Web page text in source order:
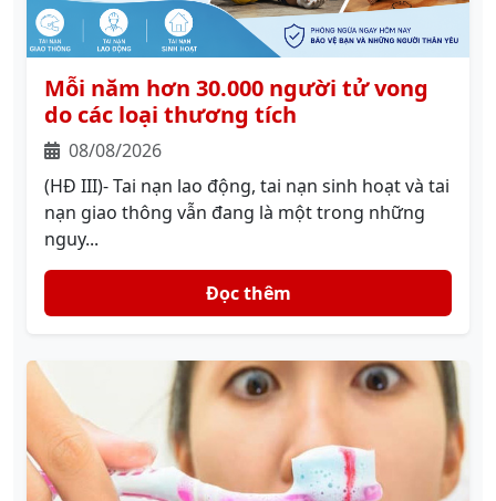
Mỗi năm hơn 30.000 người tử vong
do các loại thương tích
08/08/2026
(HĐ III)- Tai nạn lao động, tai nạn sinh hoạt và tai
nạn giao thông vẫn đang là một trong những
nguy...
Đọc thêm